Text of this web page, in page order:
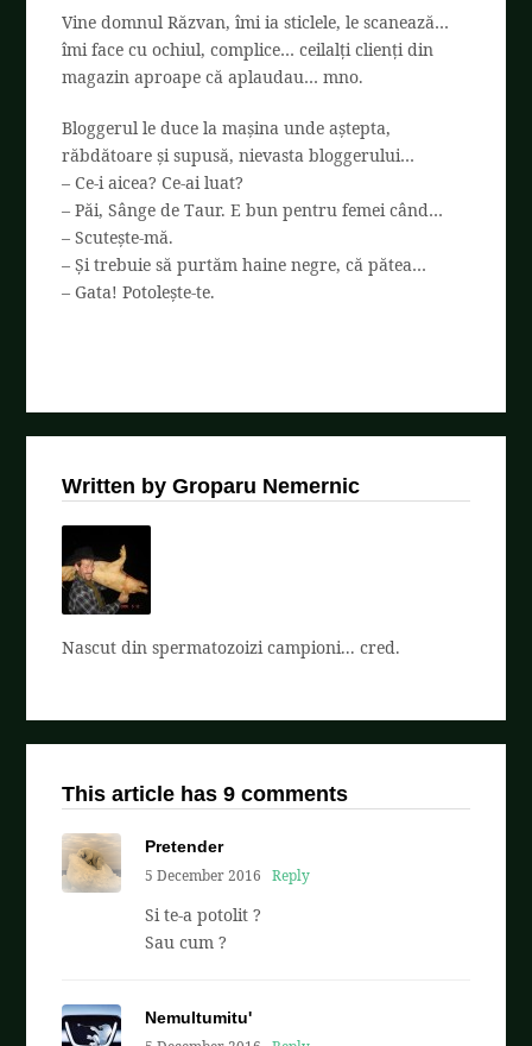
Vine domnul Răzvan, îmi ia sticlele, le scanează…
îmi face cu ochiul, complice… ceilalți clienți din
magazin aproape că aplaudau… mno.
Bloggerul le duce la mașina unde aștepta,
răbdătoare și supusă, nievasta bloggerului…
– Ce-i aicea? Ce-ai luat?
– Păi, Sânge de Taur. E bun pentru femei când…
– Scutește-mă.
– Și trebuie să purtăm haine negre, că pătea…
– Gata! Potolește-te.
Written by Groparu Nemernic
Nascut din spermatozoizi campioni... cred.
This article has 9 comments
Pretender
5 December 2016
Reply
Si te-a potolit ?
Sau cum ?
Nemultumitu'